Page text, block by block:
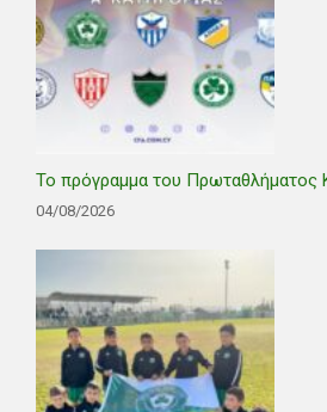
Το πρόγραμμα του Πρωταθλήματος
04/08/2026